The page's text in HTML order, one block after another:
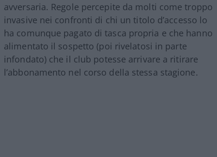
avversaria. Regole percepite da molti come troppo
invasive nei confronti di chi un titolo d’accesso lo
ha comunque pagato di tasca propria e che hanno
alimentato il sospetto (poi rivelatosi in parte
infondato) che il club potesse arrivare a ritirare
l’abbonamento nel corso della stessa stagione.